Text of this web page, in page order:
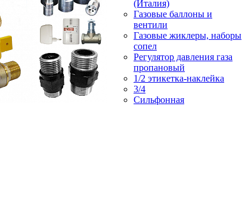
(Италия)
Газовые баллоны и
вентили
Газовые жиклеры, наборы
сопел
Регулятор давления газа
пропановый
1/2 этикетка-наклейка
3/4
Сильфонная